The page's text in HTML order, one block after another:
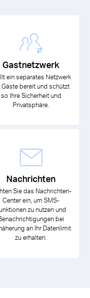
Gastnetzwerk
ein separates Netzwerk
Gäste bereit und schützt
so Ihre Sicherheit und
Privatsphäre.
Nachrichten
Sie das Nachrichten-
Center ein, um SMS-
zu nutzen und
bei
an Ihr Datenlimit
zu erhalten.